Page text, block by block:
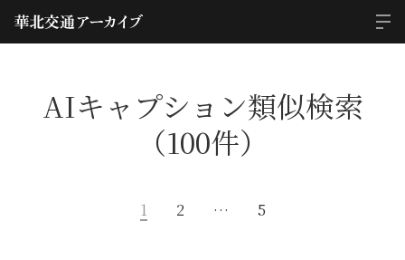
AIキャプション類似検索
（100件）
1 2 … 5